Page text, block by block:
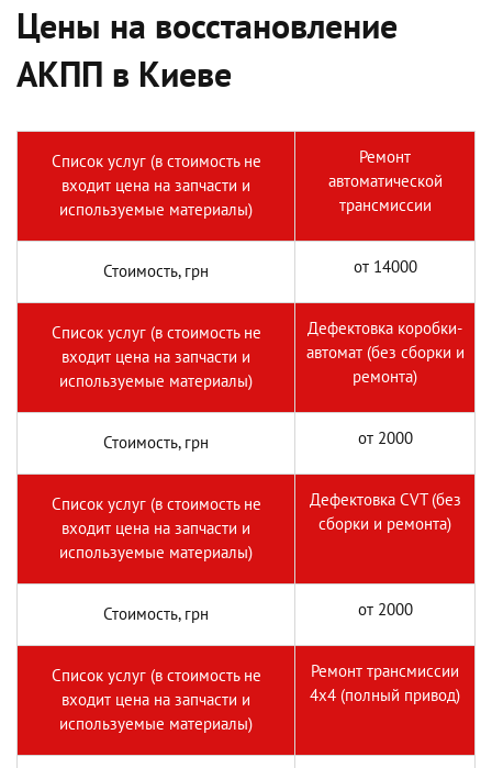
Цены на восстановление
АКПП в Киеве
Список услуг (в стоимость не
входит цена на запчасти и
используемые материалы)
Ремонт
автоматической
трансмиссии
Стоимость, грн от 14000
Список услуг (в стоимость не
входит цена на запчасти и
используемые материалы)
Дефектовка коробки-
автомат (без сборки и
ремонта)
Стоимость, грн от 2000
Список услуг (в стоимость не
входит цена на запчасти и
используемые материалы)
Дефектовка CVT (без
сборки и ремонта)
Стоимость, грн от 2000
Список услуг (в стоимость не
входит цена на запчасти и
используемые материалы)
Ремонт трансмиссии
4х4 (полный привод)